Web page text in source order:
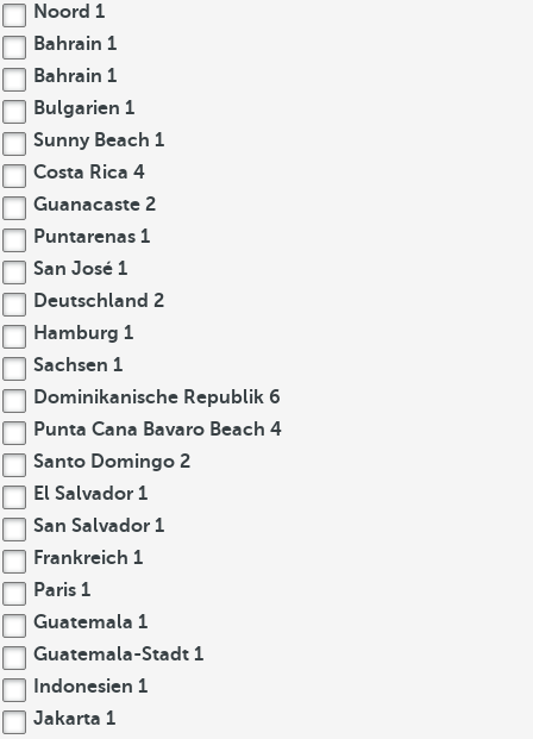
Noord 1
Bahrain 1
Bahrain 1
Bulgarien 1
Sunny Beach 1
Costa Rica 4
Guanacaste 2
Puntarenas 1
San José 1
Deutschland 2
Hamburg 1
Sachsen 1
Dominikanische Republik 6
Punta Cana Bavaro Beach 4
Santo Domingo 2
El Salvador 1
San Salvador 1
Frankreich 1
Paris 1
Guatemala 1
Guatemala-Stadt 1
Indonesien 1
Jakarta 1